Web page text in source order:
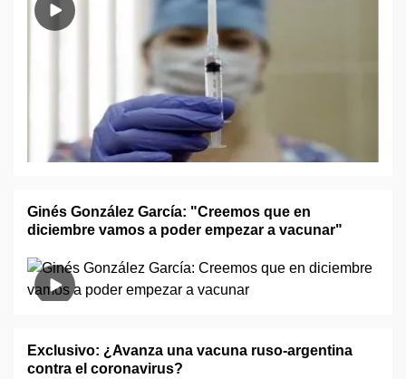
Ginés González García: "Creemos que en
diciembre vamos a poder empezar a vacunar"
Exclusivo: ¿Avanza una vacuna ruso-argentina
contra el coronavirus?